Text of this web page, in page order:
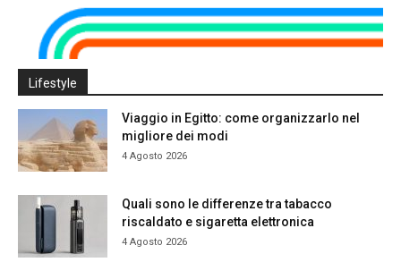
Lifestyle
Viaggio in Egitto: come organizzarlo nel
migliore dei modi
4 Agosto 2026
Quali sono le differenze tra tabacco
riscaldato e sigaretta elettronica
4 Agosto 2026